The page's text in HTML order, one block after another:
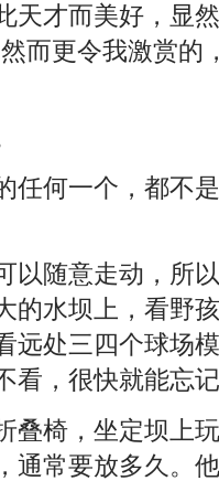
才而美好，显然
而更令我激赏的
何一个，都不是
随意走动，所以
的水坝上，看野
远处三四个球场
看，很快就能忘
椅，坐定坝上玩
通常要放多久。